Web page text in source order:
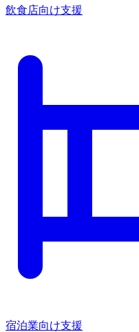
飲食店向け支援
宿泊業向け支援